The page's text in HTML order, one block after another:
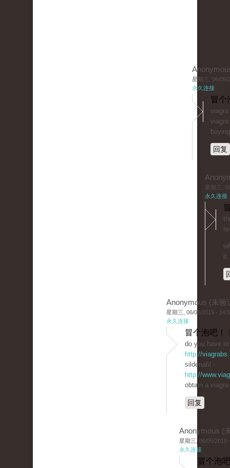
星期三, 06/05/
永久连接
冒个
回复
星期三,
永久连接
it.
Anonymous (未验
星期三, 06/05/2019 -
永久连接
冒个泡吧！
do you have
http://
sildenafil -
http://
obtain a
回复
Anonymous (
星期三, 06/05/2019
永久连接
冒个泡